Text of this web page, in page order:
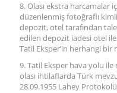
8. Olası ekstra harcamalar
düzenlenmiş fotoğraflı
depozit, otel tarafından
edilen depozit iadesi otel
Tatil Eksper’in herhangi
9. Tatil Eksper hava yolu ile
olası ihtilaflarda Türk
28.09.1955 Lahey